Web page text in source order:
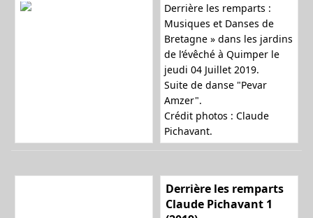
Derrière les remparts :
Musiques et Danses de
Bretagne » dans les jardins
de l’évêché à Quimper le
jeudi 04 Juillet 2019.
Suite de danse "Pevar
Amzer".
Crédit photos : Claude
Pichavant.
Derrière les remparts
Claude Pichavant 1